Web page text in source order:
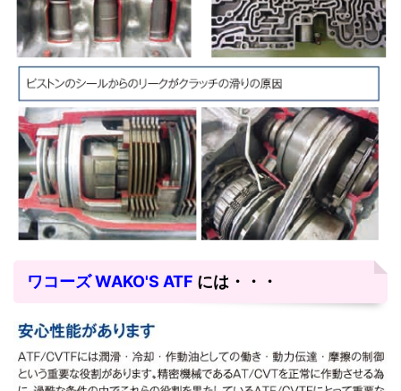
ワコーズ WAKO'S ATF には・・・